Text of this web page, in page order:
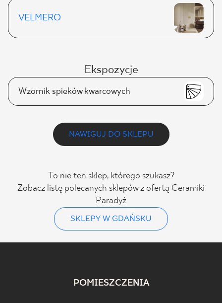
VELMERO
Ekspozycje
Wzornik spieków kwarcowych
NAWIGUJ DO SKLEPU
To nie ten sklep, którego szukasz?
Zobacz listę polecanych sklepów z ofertą Ceramiki
Paradyż
SKLEPY W GDAŃSKU
POMIESZCZENIA